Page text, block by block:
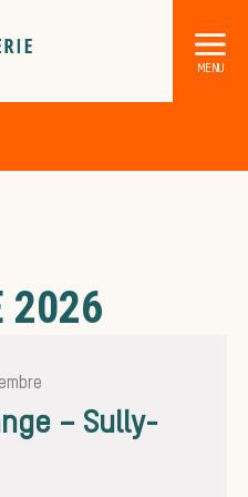
DÉCOUVRIR LA CHASSE À COURRE
Les acteurs de la vènerie
de meute
de chasse
2026
– Sully-